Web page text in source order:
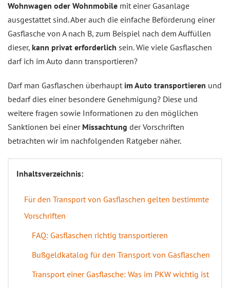
Wohnwagen oder Wohnmobile mit einer Gasanlage
ausgestattet sind. Aber auch die einfache Beförderung einer
Gasflasche von A nach B, zum Beispiel nach dem Auffüllen
dieser, kann privat erforderlich sein. Wie viele Gasflaschen
darf ich im Auto dann transportieren?
Darf man Gasflaschen überhaupt im Auto transportieren und
bedarf dies einer besondere Genehmigung? Diese und
weitere fragen sowie Informationen zu den möglichen
Sanktionen bei einer Missachtung der Vorschriften
betrachten wir im nachfolgenden Ratgeber näher.
Inhaltsverzeichnis:
Für den Transport von Gasflaschen gelten bestimmte
Vorschriften
FAQ: Gasflaschen richtig transportieren
Bußgeldkatalog für den Transport von Gasflaschen
Transport einer Gasflasche: Was im PKW wichtig ist